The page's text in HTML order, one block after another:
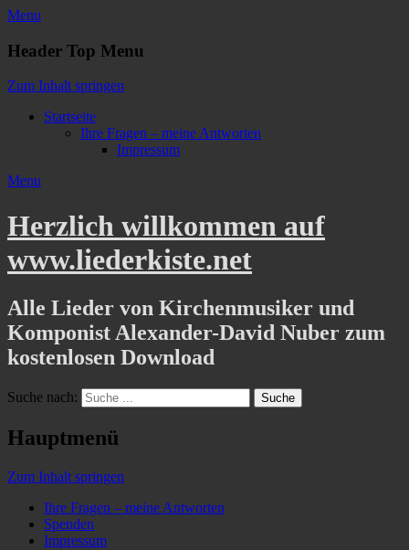
Menu
Header Top Menu
Zum Inhalt springen
Startseite
Ihre Fragen – meine Antworten
Impressum
Menu
Herzlich willkommen auf
www.liederkiste.net
Alle Lieder von Kirchenmusiker und
Komponist Alexander-David Nuber zum
kostenlosen Download
Suche nach:
Hauptmenü
Zum Inhalt springen
Ihre Fragen – meine Antworten
Spenden
Impressum